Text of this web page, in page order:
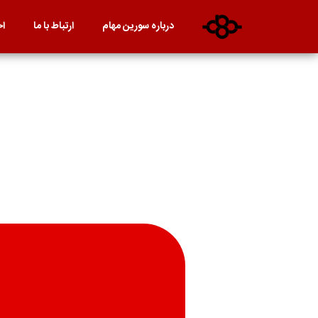
درباره سورین مهام ارتباط با ما